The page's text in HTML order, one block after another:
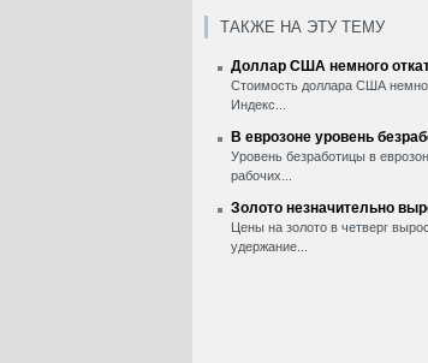
ТАКЖЕ НА ЭТУ ТЕМУ
Доллар США немного
Стоимость доллара США
Индекс...
В еврозоне уровень
Уровень безработицы в
рабочих...
Золото незначительно
Цены на золото в четверг
удержание...